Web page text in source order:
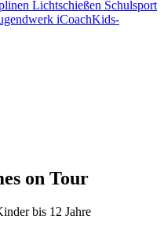
Lichtschießen Schulsport
iCoachKids-
on Tour
bis 12 Jahre